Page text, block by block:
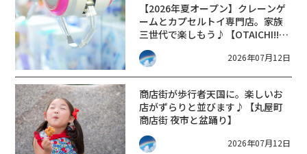
【2026年夏オープン】クレーンゲ
ームとカプセルトイ専門店。家族
三世代で楽しもう♪【OTAICHI!!
POP!! WORLD!!】がオープン。
2026年07月12日
商店街が歩行者天国に。楽しいお
店がずらりと並びます♪【丸屋町
商店街 夜市と盆踊り】
2026年07月12日